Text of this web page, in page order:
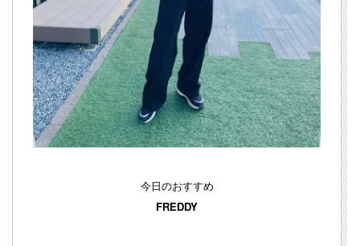
今日のおすすめ
FREDDY